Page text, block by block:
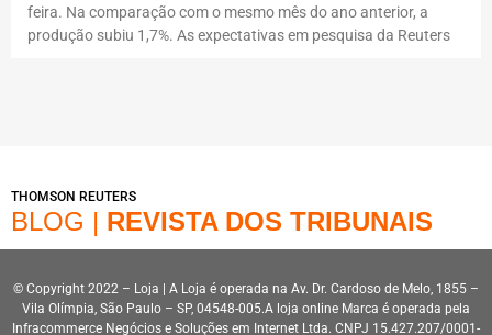
feira. Na comparação com o mesmo mês do ano anterior, a
produção subiu 1,7%. As expectativas em pesquisa da Reuters
THOMSON REUTERS
BLOG | REVISTA DOS TRIBUNAIS
© Copyright 2022 – Loja | A Loja é operada na Av. Dr. Cardoso de Melo, 1855 –
Vila Olímpia, São Paulo – SP, 04548-005.A loja online Marca é operada pela
Infracommerce Negócios e Soluções em Internet Ltda. CNPJ 15.427.207/0001-